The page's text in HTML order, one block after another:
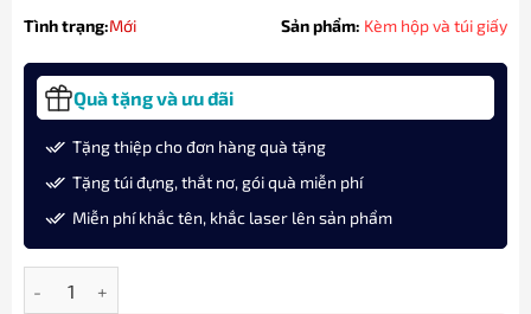
Tình trạng:Mới Sản phẩm: Kèm hộp và túi giấy
Quà tặng và ưu đãi
Tặng thiệp cho đơn hàng quà tặng
Tặng túi đựng, thắt nơ, gói quà miễn phí
Miễn phí khắc tên, khắc laser lên sản phẩm